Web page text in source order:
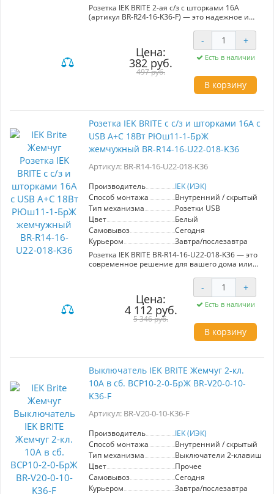
Розетка IEK BRITE 2-ая с/з с шторками 16А
(артикул BR-R24-16-K36-F) — это надежное и
Изготовленная в изысканном жемчужном
цвете, она прекрасно вписывается в любой
дизайн. Модель оснащена двумя
встроенными розетками с защитными
шторками, что обеспечивает дополнительную
безопасность для детей и предотвращает
случайный контакт с токоведущими частями.
подходит для подключения различных
работу. Удобная конструкция позволяет легко
устанавливать и заменять устройство, а
высококачественные материалы гарантируют
долговечность и надежность в эксплуатации.
IEK BRITE — это идеальный выбор для тех, кто
ценит функциональность и эстетику в одном
решении.
Цена:
382 руб.
497 руб.
- +
Есть в наличии
В корзину
Розетка IEK BRITE с с/з и шторками 16А с
USB A+C 18Вт РЮш11-1-БрЖ
жемчужный BR-R14-16-U22-018-K36
Артикул: BR-R14-16-U22-018-K36
Производитель
IEK (ИЭК)
Способ монтажа
Внутренний / скрытый
Тип механизма
Розетки USB
Цвет
Белый
Самовывоз
Сегодня
Курьером
Завтра/послезавтра
Розетка IEK BRITE BR-R14-16-U22-018-K36 — это
современное решение для вашего дома или
обеспечивает безопасное подключение
устройств с током до 16А. Встроенные USB-
порты A и C мощностью 18Вт позволяют
одновременно заряжать несколько гаджетов,
что удобно в условиях активного
использования. Элегантный жемчужный цвет
гармонично вписывается в любой интерьер,
установки и надежность конструкции делают
пользователей, ценящих качество и
функциональность. Оптимальное решение
для тех, кто хочет обеспечить надежное и
удобное подключение электрических
устройств.
Цена:
4 112 руб.
5 346 руб.
- +
Есть в наличии
В корзину
Выключатель IEK BRITE Жемчуг 2-кл.
10А в сб. ВСР10-2-0-БрЖ BR-V20-0-10-
K36-F
Артикул: BR-V20-0-10-K36-F
Производитель
IEK (ИЭК)
Способ монтажа
Внутренний / скрытый
Тип механизма
Выключатели 2-
Цвет
Прочее
Самовывоз
Сегодня
Курьером
Завтра/послезавтра